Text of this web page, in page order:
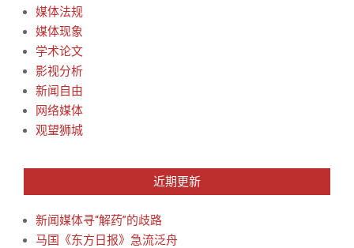
媒体法规
媒体现象
学术论文
影视分析
新闻自由
网络媒体
观望狮城
近期更新
新闻媒体寻“解药”的歧路
马国《东方日报》急流泛舟